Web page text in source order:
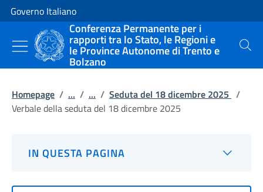
Vai al contenuto
Vai alla navigazione del sito
Governo Italiano
Conferenza Permanente per i
rapporti tra lo Stato, le Regioni e
le Province Autonome di Trento e
Bolzano
Cerca
Homepage / ... / ... / Seduta del 18 dicembre 2025 /
Verbale della seduta del 18 dicembre 2025
IN QUESTA PAGINA